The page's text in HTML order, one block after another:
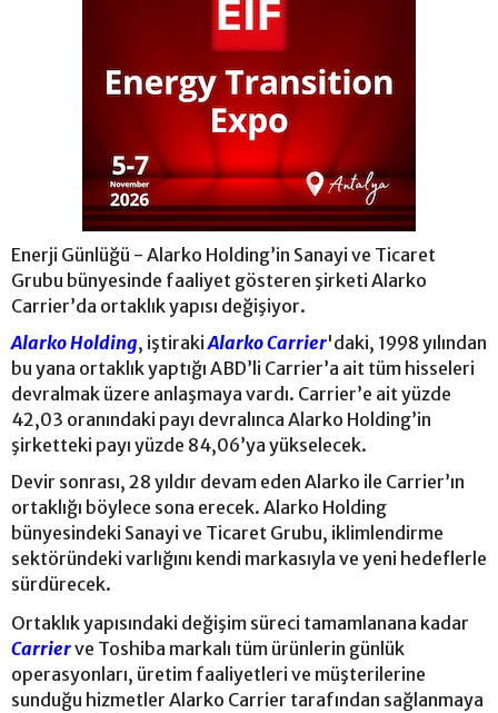
Enerji Günlüğü - Alarko Holding’in Sanayi ve Ticaret
Grubu bünyesinde faaliyet gösteren şirketi Alarko
Carrier’da ortaklık yapısı değişiyor.
Alarko Holding, iştirakiAlarko Carrier'daki, 1998 yılından
bu yana ortaklık yaptığı ABD’li Carrier’a ait tüm hisseleri
devralmak üzere anlaşmaya vardı. Carrier’e ait yüzde
42,03 oranındaki payı devralınca Alarko Holding’in
şirketteki payı yüzde 84,06’ya yükselecek.
Devir sonrası, 28 yıldır devam eden Alarko ile Carrier’ın
ortaklığı böylece sona erecek. Alarko Holding
bünyesindeki Sanayi ve Ticaret Grubu, iklimlendirme
sektöründeki varlığını kendi markasıyla ve yeni hedeflerle
sürdürecek.
Ortaklık yapısındaki değişim süreci tamamlanana kadar
Carrierve Toshiba markalı tüm ürünlerin günlük
operasyonları, üretim faaliyetleri ve müşterilerine
sunduğu hizmetler Alarko Carrier tarafından sağlanmaya